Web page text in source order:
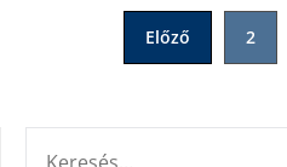
BejegyzésekElőző 2